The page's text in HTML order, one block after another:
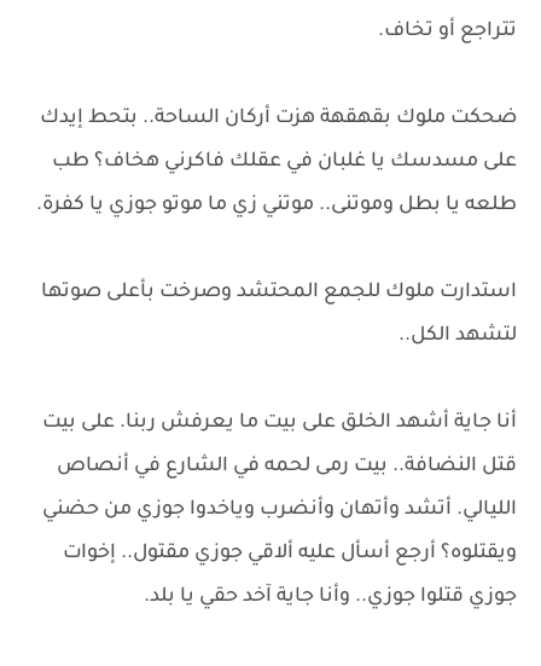
تتراجع أو تخاف.
ضحكت ملوك بقهقهة هزت أركان الساحة.. بتحط إيدك
على مسدسك يا غلبان في عقلك فاكرني هخاف؟ طب
طلعه يا بطل وموتنى.. موتني زي ما موتو جوزي يا كفرة.
استدارت ملوك للجمع المحتشد وصرخت بأعلى صوتها
لتشهد الكل..
أنا جاية أشهد الخلق على بيت ما يعرفش ربنا. على بيت
قتل النضافة.. بيت رمى لحمه في الشارع في أنصاص
الليالي. أتشد وأتهان وأنضرب وياخدوا جوزي من حضني
ويقتلوه؟ أرجع أسأل عليه ألاقي جوزي مقتول.. إخوات
جوزي قتلوا جوزي.. وأنا جاية آخد حقي يا بلد.